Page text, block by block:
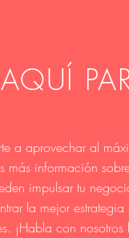
a aprovechar al
más información
impulsar tu
la mejor estrategia
¡Habla con nosotros